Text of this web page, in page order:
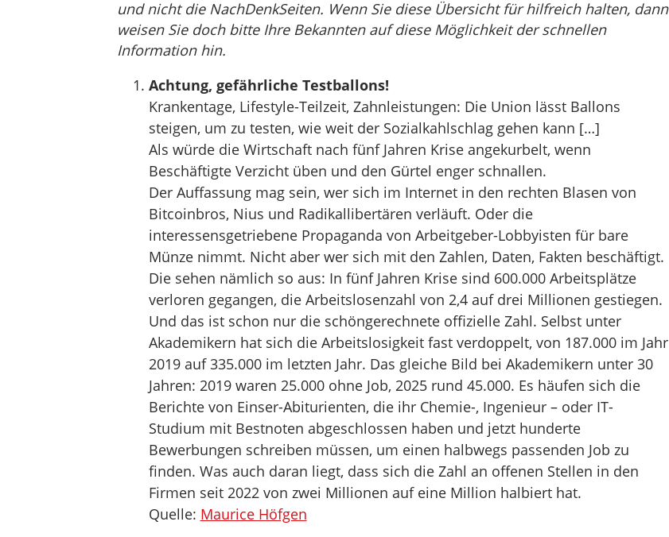
und nicht die NachDenkSeiten. Wenn Sie diese Übersicht für hilfreich halten, dann
weisen Sie doch bitte Ihre Bekannten auf diese Möglichkeit der schnellen
Information hin.
Achtung, gefährliche Testballons!
Krankentage, Lifestyle-Teilzeit, Zahnleistungen: Die Union lässt Ballons
steigen, um zu testen, wie weit der Sozialkahlschlag gehen kann […]
Als würde die Wirtschaft nach fünf Jahren Krise angekurbelt, wenn
Beschäftigte Verzicht üben und den Gürtel enger schnallen.
Der Auffassung mag sein, wer sich im Internet in den rechten Blasen von
Bitcoinbros, Nius und Radikallibertären verläuft. Oder die
interessensgetriebene Propaganda von Arbeitgeber-Lobbyisten für bare
Münze nimmt. Nicht aber wer sich mit den Zahlen, Daten, Fakten beschäftigt.
Die sehen nämlich so aus: In fünf Jahren Krise sind 600.000 Arbeitsplätze
verloren gegangen, die Arbeitslosenzahl von 2,4 auf drei Millionen gestiegen.
Und das ist schon nur die schöngerechnete offizielle Zahl. Selbst unter
Akademikern hat sich die Arbeitslosigkeit fast verdoppelt, von 187.000 im Jahr
2019 auf 335.000 im letzten Jahr. Das gleiche Bild bei Akademikern unter 30
Jahren: 2019 waren 25.000 ohne Job, 2025 rund 45.000. Es häufen sich die
Berichte von Einser-Abiturienten, die ihr Chemie-, Ingenieur – oder IT-
Studium mit Bestnoten abgeschlossen haben und jetzt hunderte
Bewerbungen schreiben müssen, um einen halbwegs passenden Job zu
finden. Was auch daran liegt, dass sich die Zahl an offenen Stellen in den
Firmen seit 2022 von zwei Millionen auf eine Million halbiert hat.
Quelle: Maurice Höfgen